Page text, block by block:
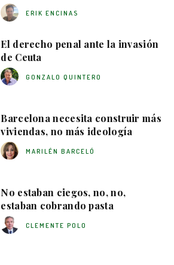
ERIK ENCINAS
El derecho penal ante la invasión
de Ceuta
GONZALO QUINTERO
Barcelona necesita construir más
viviendas, no más ideología
MARILÉN BARCELÓ
No estaban ciegos, no, no,
estaban cobrando pasta
CLEMENTE POLO